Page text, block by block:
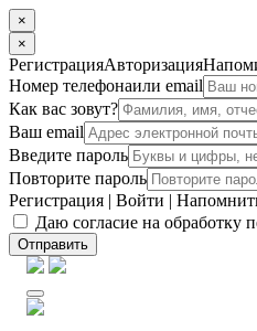
×
×
РегистрацияАвторизация
Номер телефонаили email
Как вас зовут?
Ваш email
Введите пароль
Повторите пароль
Регистрация | Войти |
Даю согласие на обработку
Отправить